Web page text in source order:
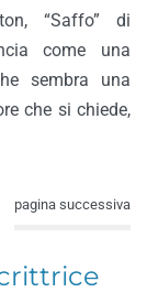
“Saffo” di
come una
sembra una
che si chiede,
pagina successiva